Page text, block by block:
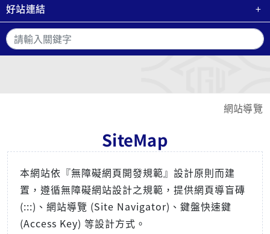
好站連結
搜
網站導覽
SiteMap
本網站依『無障礙網頁開發規範』設計原則而建
置，遵循無障礙網站設計之規範，提供網頁導盲磚
(:::)、網站導覽 (Site Navigator)、鍵盤快速鍵
(Access Key) 等設計方式。